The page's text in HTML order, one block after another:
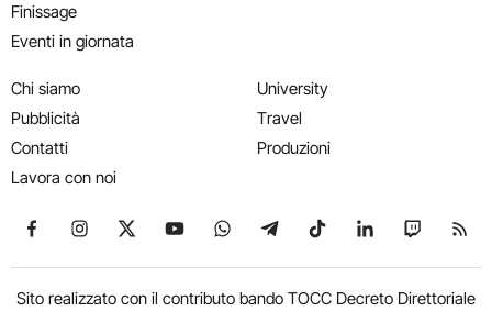
Finissage
Eventi in giornata
Chi siamo
Pubblicità
Contatti
Lavora con noi
University
Travel
Produzioni
Seguici su Facebook
Seguici su Instagram
Seguici su X
Seguici su YouTube
Seguici su WhatsApp
Seguici su Telegram
Seguici su TikTok
Seguici su
Seguici
Sito realizzato con il contributo bando TOCC Decreto Direttoriale